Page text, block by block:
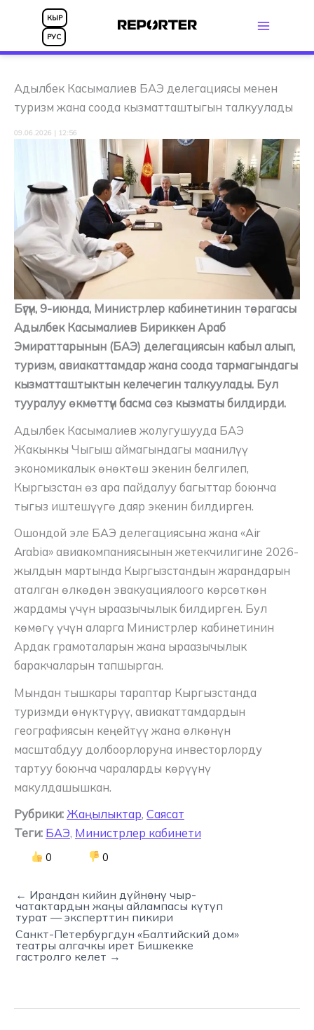
КЫР
РУС
Адылбек Касымалиев БАЭ делегациясы менен
туризм жана соода кызматташтыгын талкуулады
09.06.2026 | 12:56
Бүгүн, 9-июнда, Министрлер кабинетинин төрагасы
Адылбек Касымалиев Бириккен Араб
Эмираттарынын (БАЭ) делегациясын кабыл алып,
туризм, авиакаттамдар жана соода тармагындагы
кызматташтыктын келечегин талкуулады. Бул
тууралуу өкмөттүн басма сөз кызматы билдирди.
Адылбек Касымалиев жолугушууда БАЭ
Жакынкы Чыгыш аймагындагы маанилүү
экономикалык өнөктөш экенин белгилеп,
Кыргызстан өз ара пайдалуу багыттар боюнча
тыгыз иштешүүгө даяр экенин билдирген.
Ошондой эле БАЭ делегациясына жана «Air
Arabia» авиакомпаниясынын жетекчилигине 2026-
жылдын мартында Кыргызстандын жарандарын
аталган өлкөдөн эвакуациялоого көрсөткөн
жардамы үчүн ыраазычылык билдирген. Бул
көмөгү үчүн аларга Министрлер кабинетинин
Ардак грамоталарын жана ыраазычылык
баракчаларын тапшырган.
Мындан тышкары тараптар Кыргызстанда
туризмди өнүктүрүү, авиакаттамдардын
географиясын кеңейтүү жана өлкөнүн
масштабдуу долбоорлоруна инвесторлорду
тартуу боюнча чараларды көрүүнү
макулдашышкан.
Рубрики: Жаңылыктар, Саясат
Теги: БАЭ, Министрлер кабинети
0 0
← Ирандан кийин дүйнөнү чыр-
чатактардын жаңы айлампасы күтүп
турат — эксперттин пикири
Санкт-Петербургдун «Балтийский дом»
театры алгачкы ирет Бишкекке
гастролго келет →